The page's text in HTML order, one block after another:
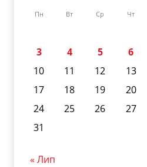
Пн Вт Ср Чт
3
4 5 6
10
11 12 13
17
18 19 20
24
25 26 27
31
« Лип